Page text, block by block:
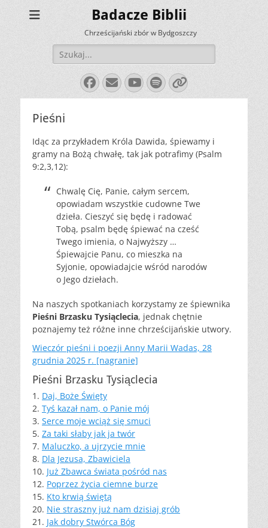
Badacze Biblii
Chrześcijański zbór w Bydgoszczy
Szukaj:
Facebook
E-
mail
YouTube
Spotify
Link
Pieśni
Idąc za przykładem Króla Dawida, śpiewamy i
gramy na Bożą chwałę, tak jak potrafimy (Psalm
9:2,3,12):
Chwalę Cię, Panie, całym sercem,
opowiadam wszystkie cudowne Twe
dzieła. Cieszyć się będę i radować
Tobą, psalm będę śpiewać na cześć
Twego imienia, o Najwyższy …
Śpiewajcie Panu, co mieszka na
Syjonie, opowiadajcie wśród narodów
o Jego dziełach.
Na naszych spotkaniach korzystamy ze śpiewnika
Pieśni Brzasku Tysiąclecia, jednak chętnie
poznajemy też różne inne chrześcijańskie utwory.
Wieczór pieśni i poezji Anny Marii Wadas, 28
grudnia 2025 r. [nagranie]
Pieśni Brzasku Tysiąclecia
1. Daj, Boże Święty
2. Tyś kazał nam, o Panie mój
3. Serce moje wciąż się smuci
5. Za taki słaby jak ja twór
7. Maluczko, a ujrzycie mnie
8. Dla Jezusa, Zbawiciela
10. Już Zbawca świata pośród nas
12. Poprzez życia ciemne burze
15. Kto krwią świętą
20. Nie straszny już nam dzisiaj grób
21. Jak dobry Stwórca Bóg